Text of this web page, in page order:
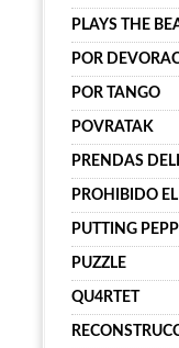
PLAYS THE
POR
POR TANGO
POVRATAK
PRENDAS
PROHIBIDO
PUTTING
PUZZLE
QU4RTET